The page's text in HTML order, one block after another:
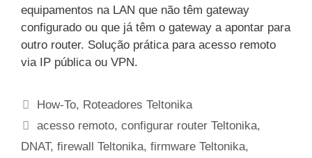
equipamentos na LAN que não têm gateway
configurado ou que já têm o gateway a apontar para
outro router. Solução prática para acesso remoto
via IP pública ou VPN.
Categorias
How-To, Roteadores Teltonika
Etiquetas
acesso remoto,configurar router Teltonika,
DNAT, firewall Teltonika, firmware Teltonika,